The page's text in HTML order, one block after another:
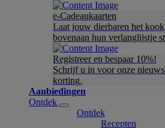
e-Cadeaukaarten
Laat jouw dierbaren het
bovenaan hun verlanglijstje
Registreer en bespaar 10%!
Schrijf u in voor onze
korting.
Aanbiedingen
Ontdek
Ontdek
Recepten